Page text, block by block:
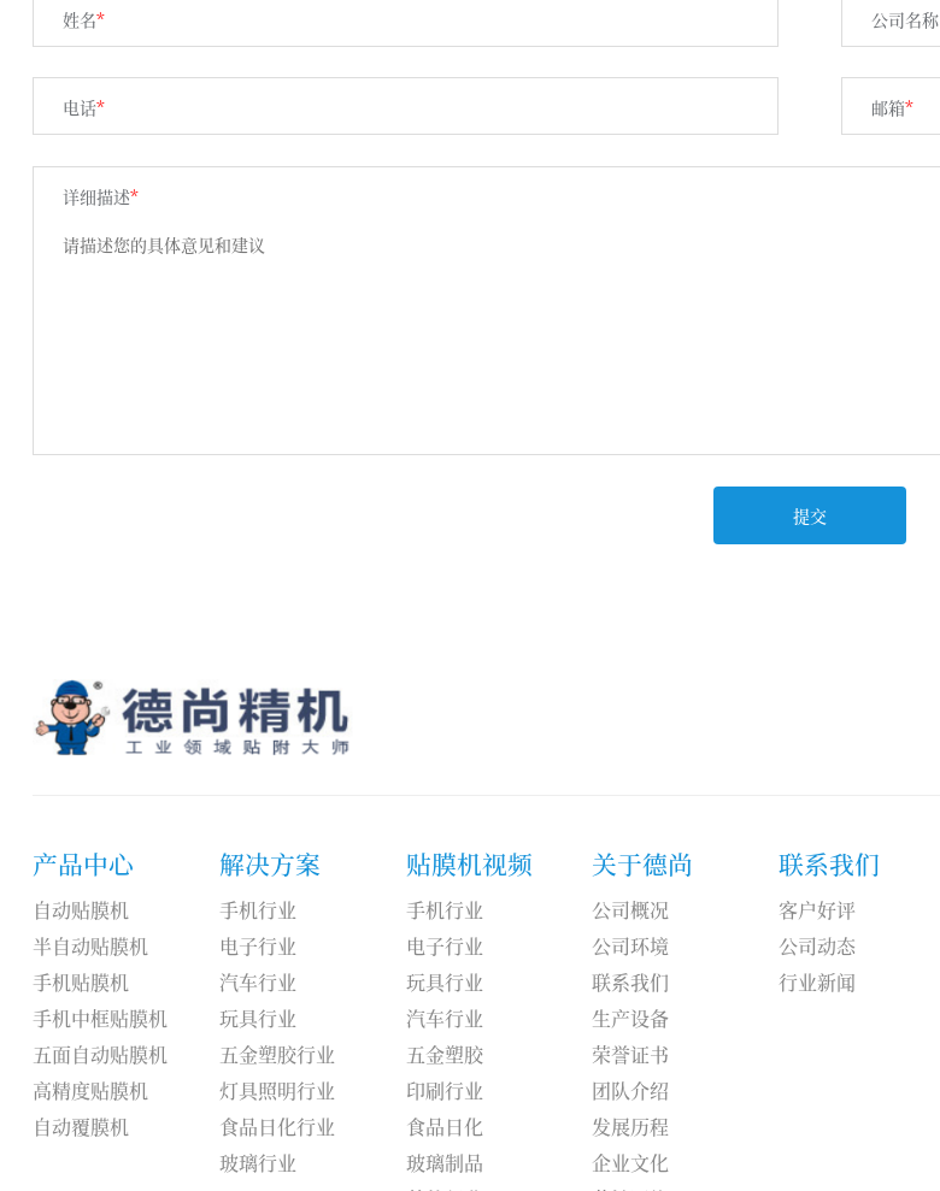
姓名* 公司名称
电话* 邮箱*
详细描述*
产品中心
自动贴膜机
半自动贴膜机
手机贴膜机
手机中框贴膜机
五面自动贴膜机
高精度贴膜机
自动覆膜机
解决方案
手机行业
电子行业
汽车行业
玩具行业
五金塑胶行业
灯具照明行业
食品日化行业
玻璃行业
贴膜机视频
手机行业
电子行业
玩具行业
汽车行业
五金塑胶
印刷行业
食品日化
玻璃制品
关于德尚
公司概况
公司环境
联系我们
生产设备
荣誉证书
团队介绍
发展历程
企业文化
联系我们
客户好评
公司动态
行业新闻